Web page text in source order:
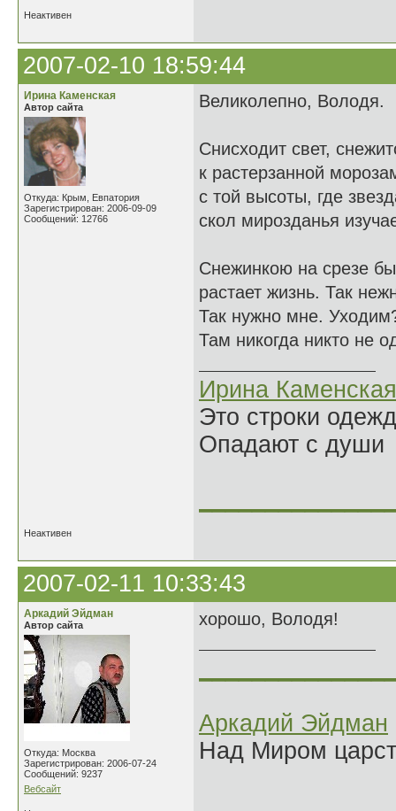
Неактивен
2007-02-10 18:59:44
Ирина Каменская
Автор сайта
Откуда: Крым, Евпатория
Зарегистрирован: 2006-09-09
Сообщений: 12766
Великолепно, Володя.
Снисходит свет,
к растерзанной
с той высоты, где
скол мирозданья
Снежинкою на срезе
растает жизнь. Так
Так нужно мне.
Там никогда никто не
Ирина Каменская
Это строки
Опадают с души
Неактивен
2007-02-11 10:33:43
Аркадий Эйдман
Автор сайта
Откуда: Москва
Зарегистрирован: 2006-07-24
Сообщений: 9237
Вебсайт
хорошо, Володя!
Аркадий Эйдман
Над Миром